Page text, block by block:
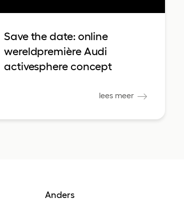
Save the date: online
wereldpremière Audi
activesphere concept
lees meer
Anders